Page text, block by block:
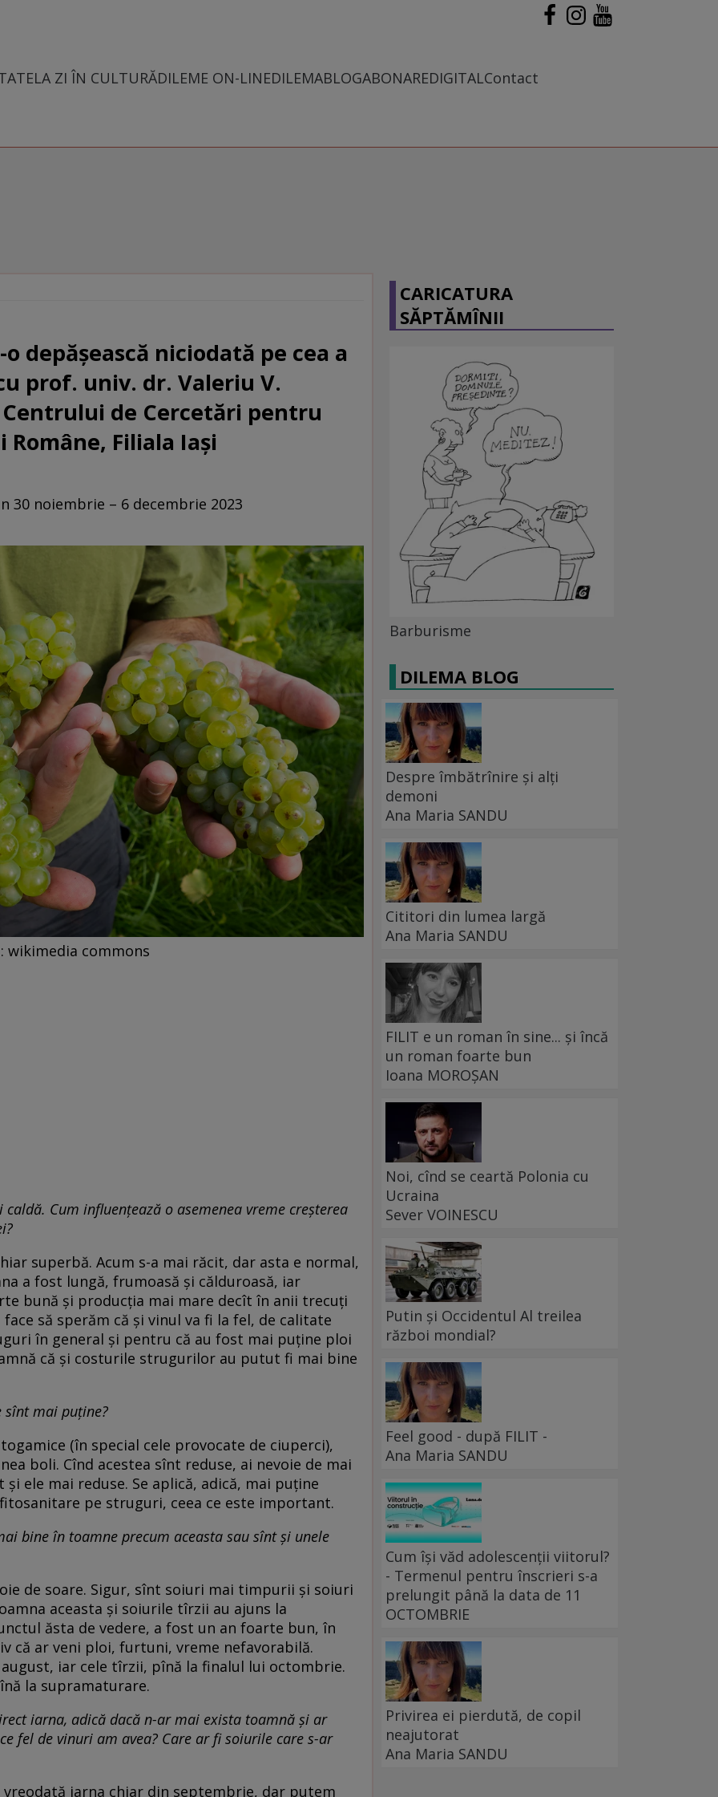
LA ZI ÎN CULTURĂDILEME ON-LINEDILEMABLOGABONAREDIGITALContact
depășească niciodată pe cea a
prof. univ. dr. Valeriu V.
Centrului de Cercetări pentru
Filiala Iași
30 noiembrie – 6 decembrie 2023
wikimedia commons
Cum influențează o asemenea vreme creșterea
superbă. Acum s-a mai răcit, dar asta e normal,
a fost lungă, frumoasă și călduroasă, iar
bună și producția mai mare decît în anii trecuți
să sperăm că și vinul va fi la fel, de calitate
în general și pentru că au fost mai puține ploi
că și costurile strugurilor au putut fi mai bine
sînt mai puține?
(în special cele provocate de ciuperci),
boli. Cînd acestea sînt reduse, ai nevoie de mai
ele mai reduse. Se aplică, adică, mai puține
pe struguri, ceea ce este important.
bine în toamne precum aceasta sau sînt și unele
de soare. Sigur, sînt soiuri mai timpurii și soiuri
aceasta și soiurile tîrzii au ajuns la
ăsta de vedere, a fost un an foarte bun, în
că ar veni ploi, furtuni, vreme nefavorabilă.
iar cele tîrzii, pînă la finalul lui octombrie.
la supramaturare.
iarna, adică dacă n-ar mai exista toamnă și ar
fel de vinuri am avea? Care ar fi soiurile care s-ar
iarna chiar din septembrie, dar putem
CARICATURA
SĂPTĂMÎNII
Barburisme
DILEMA BLOG
Despre îmbătrînire și alți
demoni
Ana Maria SANDU
Cititori din lumea largă
Ana Maria SANDU
FILIT e un roman în sine... și încă
un roman foarte bun
Ioana MOROȘAN
Noi, cînd se ceartă Polonia cu
Ucraina
Sever VOINESCU
Putin și Occidentul Al treilea
război mondial?
Feel good - după FILIT -
Ana Maria SANDU
Cum își văd adolescenții viitorul?
- Termenul pentru înscrieri s-a
prelungit până la data de 11
OCTOMBRIE
Privirea ei pierdută, de copil
neajutorat
Ana Maria SANDU